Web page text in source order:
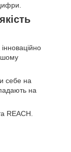
себе на
на
REACH.